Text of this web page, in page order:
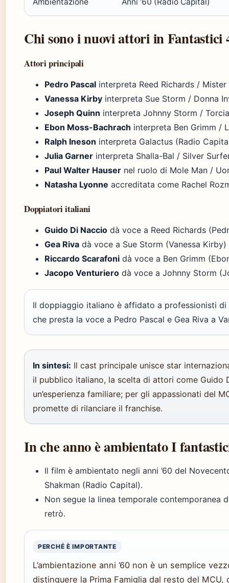
Chi sono i nuovi attori in Fantastici
Attori principali
Pedro Pascal interpreta Reed Richards /
Vanessa Kirby interpreta Sue Storm / Donna
Joseph Quinn interpreta Johnny Storm /
Ebon Moss-Bachrach interpreta Ben Grimm /
Ralph Ineson interpreta Galactus (Radio
Julia Garner interpreta Shalla-Bal / Silver
Paul Walter Hauser nel ruolo di Mole Man /
Natasha Lyonne accreditata come Rachel
Doppiatori italiani
Guido Di Naccio dà voce a Reed Richards
Gea Riva dà voce a Sue Storm (Vanessa
Riccardo Scarafoni dà voce a Ben Grimm
Jacopo Venturiero dà voce a Johnny Storm
Il doppiaggio italiano è affidato a professionisti
che presta la voce a Pedro Pascal e Gea Riva a
In sintesi: Il cast principale unisce star
il pubblico italiano, la scelta di attori come Guido
un’esperienza familiare; per gli appassionati del
promette di rilanciare il franchise.
In che anno è ambientato I
Il film è ambientato negli anni ’60 del
Shakman (Radio Capital).
Non segue la linea temporale contemporanea
retrò.
PERCHÉ È IMPORTANTE
L’ambientazione anni ’60 non è un semplice
distinguere la Prima Famiglia dal resto del